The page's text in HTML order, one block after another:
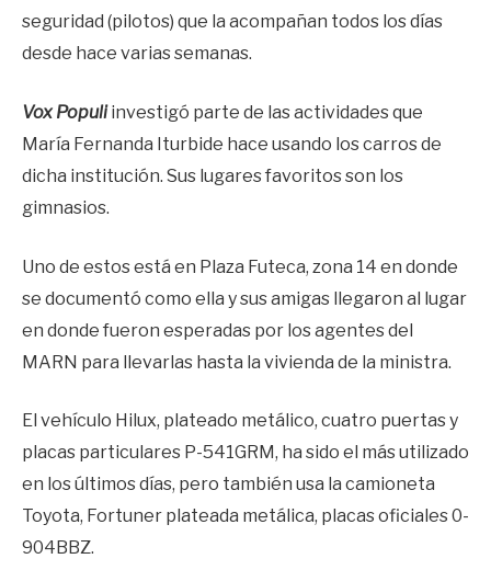
seguridad (pilotos) que la acompañan todos los días
desde hace varias semanas.
Vox Populiinvestigó parte de las actividades que
María Fernanda Iturbide hace usando los carros de
dicha institución. Sus lugares favoritos son los
gimnasios.
Uno de estos está en Plaza Futeca, zona 14 en donde
se documentó como ella y sus amigas llegaron al lugar
en donde fueron esperadas por los agentes del
MARN para llevarlas hasta la vivienda de la ministra.
El vehículo Hilux, plateado metálico, cuatro puertas y
placas particulares P-541GRM, ha sido el más utilizado
en los últimos días, pero también usa la camioneta
Toyota, Fortuner plateada metálica, placas oficiales 0-
904BBZ.